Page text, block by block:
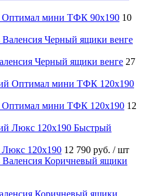
Оптимал мини ТФК 90х190 10
Черный ящики венге 27
Оптимал мини ТФК 120х190 12
Быстрый
Люкс 120х190 12 790 руб. / шт
Коричневый ящики